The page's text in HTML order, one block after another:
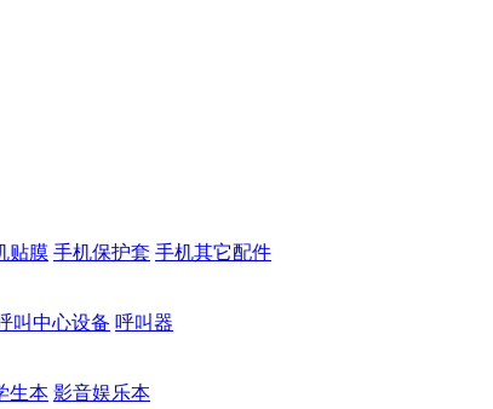
贴膜 手机保护套 手机其它配件
叫中心设备 呼叫器
生本 影音娱乐本